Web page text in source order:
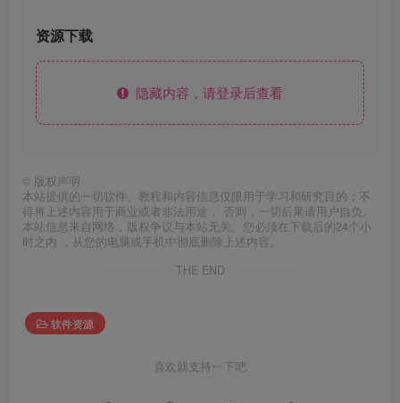
资源下载
隐藏内容，请登录后查看
© 版权声明
本站提供的一切软件、教程和内容信息仅限用于学习和研究目的；不
得将上述内容用于商业或者非法用途， 否则，一切后果请用户自负。
本站信息来自网络，版权争议与本站无关。您必须在下载后的24个小
时之内 ，从您的电脑或手机中彻底删除上述内容。
THE END
软件资源
喜欢就支持一下吧